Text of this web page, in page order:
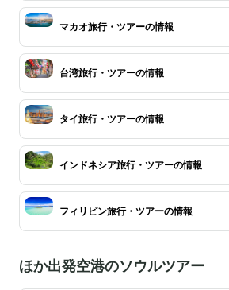
マカオ旅行・ツアーの情報
台湾旅行・ツアーの情報
タイ旅行・ツアーの情報
インドネシア旅行・ツアーの情報
フィリピン旅行・ツアーの情報
ほか出発空港のソウルツアー